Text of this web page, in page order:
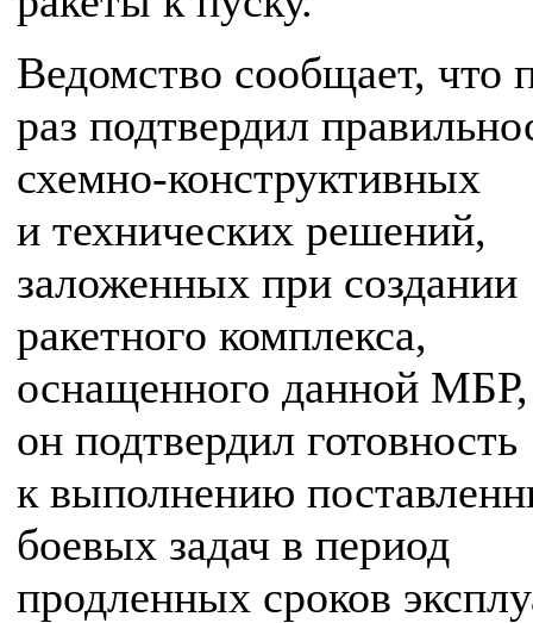
Ведомство сообщает, что
раз подтвердил
схемно-конструктивных
и технических решений,
заложенных при создании
ракетного комплекса,
оснащенного данной
он подтвердил готовность
к выполнению
боевых задач в период
продленных сроков